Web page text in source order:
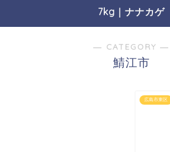
7kg｜ナナカゲ
― CATEGORY ―
鯖江市
広島市東区